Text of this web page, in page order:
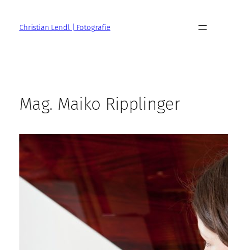
springenChristian Lendl | Fotografie
Mag. Maiko Ripplinger